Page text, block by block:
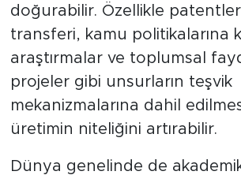
doğurabilir. Özellikle
transferi, kamu politikalarına
araştırmalar ve toplumsal
projeler gibi unsurların teşvik
mekanizmalarına dahil
üretimin niteliğini artırabilir.
Dünya genelinde de